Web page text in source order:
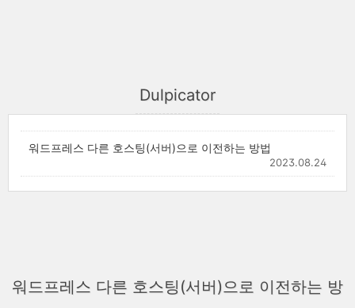
Dulpicator
워드프레스 다른 호스팅(서버)으로 이전하는 방법
2023.08.24
워드프레스 다른 호스팅(서버)으로 이전하는 방